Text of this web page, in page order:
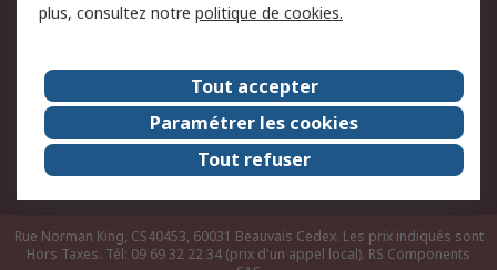
A propos de RS
A propos de RS France
Evénements
Le groupe RS Group Plc
Presse
RS dans le monde
Démarche RSE
Nous rejoindre
RS Particuliers
Rue Norman King, CS40453, 60031 Beauvais Cedex. Les prix indiqués sont
Hors Taxes. Tél: 09 69 32 22 34 (prix d'un appel local). RS Components
plus, consultez notre politique de cookies.
Tout accepter
Paramétrer les cookies
Tout refuser